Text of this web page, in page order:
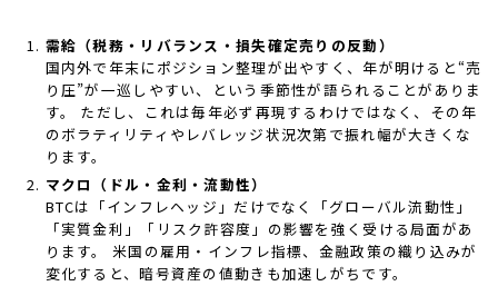
需給（税務・リバランス・損失確定売りの反動）
国内外で年末にポジション整理が出やすく、年が明けると“売
り圧”が一巡しやすい、という季節性が語られることがありま
す。 ただし、これは毎年必ず再現するわけではなく、その年
のボラティリティやレバレッジ状況次第で振れ幅が大きくな
ります。
マクロ（ドル・金利・流動性）
BTCは「インフレヘッジ」だけでなく「グローバル流動性」
「実質金利」「リスク許容度」の影響を強く受ける局面があ
ります。 米国の雇用・インフレ指標、金融政策の織り込みが
変化すると、暗号資産の値動きも加速しがちです。